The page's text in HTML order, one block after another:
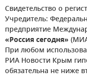
Свидетельство о
Учредитель:
предприятие
«Россия сегодня»
При любом
РИА Новости Крым
обязательна не ниже